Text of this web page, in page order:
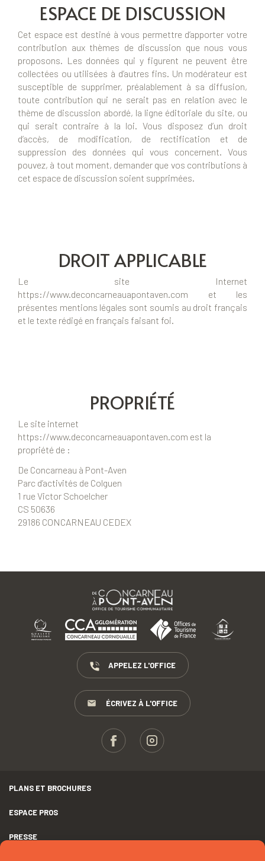
ESPACE DE DISCUSSION
Cet espace est destiné à vous permettre d’apporter votre
contribution aux thèmes de discussion que nous vous
proposons. Les données qui y figurent ne peuvent être
collectées ou utilisées à d’autres fins. Un modérateur est
susceptible de supprimer, préalablement à sa diffusion,
toute contribution qui ne serait pas en relation avec le
thème de discussion abordé, la ligne éditoriale du site, ou
qui serait contraire à la loi. Vous disposez d’un droit
d’accès, de modification, de rectification et de
suppression des données qui vous concernent. Vous
pouvez, à tout moment, demander que vos contributions à
cet espace de discussion soient supprimées.
DROIT APPLICABLE
Le site Internet
https://www.deconcarneauapontaven.com et les
présentes mentions légales sont soumis au droit français
et le texte rédigé en français faisant foi.
PROPRIÉTÉ
Le site internet
https://www.deconcarneauapontaven.com est la
propriété de :
De Concarneau à Pont-Aven
Parc d’activités de Colguen
1 rue Victor Schoelcher
CS 50636
29186 CONCARNEAU CEDEX
APPELEZ L'OFFICE
ÉCRIVEZ À L'OFFICE
PLANS ET BROCHURES
ESPACE PROS
PRESSE